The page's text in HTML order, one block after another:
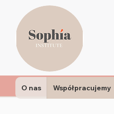
O nas Współpracujemy